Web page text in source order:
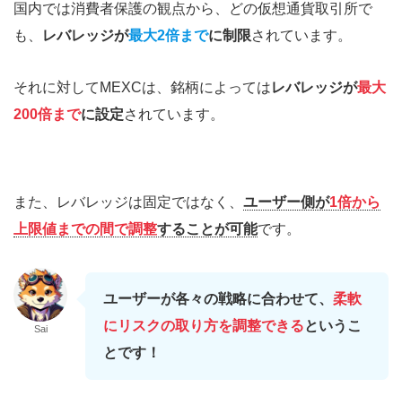
国内では消費者保護の観点から、どの仮想通貨取引所で
も、
レバレッジが最大2倍までに制限されています。
それに対してMEXCは、銘柄によってはレバレッジが最大
200倍までに設定されています。
また、レバレッジは固定ではなく、 ユーザー側が1倍から
上限値までの間で調整することが可能です。
Sai
ユーザーが各々の戦略に合わせて、 柔軟
にリスクの取り方を調整できるというこ
とです！